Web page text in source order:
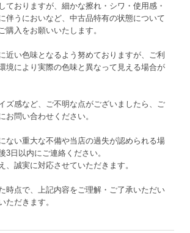
ておりますが、細かな擦れ・シワ・使用感・
伴うにおいなど、中古品特有の状態について
購入をお願いいたします。
近い色味となるよう努めておりますが、ご利
境により実際の色味と異なって見える場合が
ズ感など、ご不明な点がございましたら、ご
お問い合わせください。
ない重大な不備や当店の過失が認められる場
3日以内にご連絡ください。
、誠実に対応させていただきます。
時点で、上記内容をご理解・ご了承いただい
ただきます。